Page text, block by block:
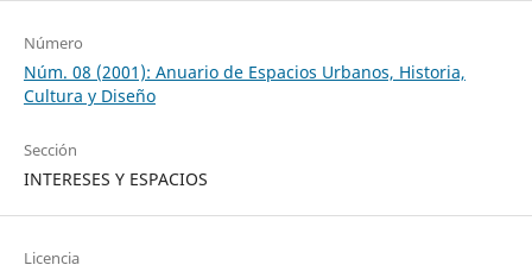
Número
Núm. 08 (2001): Anuario de Espacios Urbanos, Historia,
Cultura y Diseño
Sección
INTERESES Y ESPACIOS
Licencia